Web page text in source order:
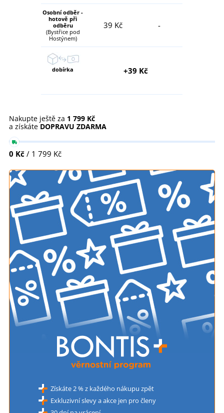
Osobní odběr -
hotově při
odběru
(Bystřice pod
Hostýnem)
39 Kč -
dobírka +39 Kč
Nakupte ještě za 1 799 Kč
a získáte DOPRAVU ZDARMA
0 Kč / 1 799 Kč
Získáte 2 % z každého nákupu zpět
Exkluzivní slevy a akce jen pro členy